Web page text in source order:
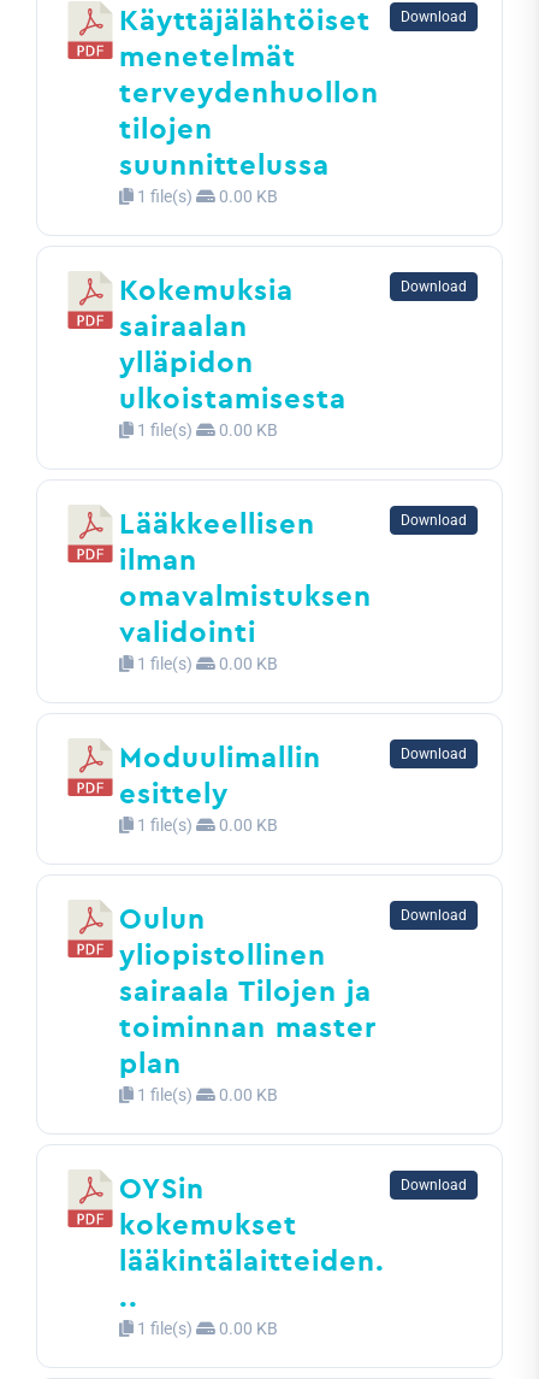
Käyttäjälähtöiset
menetelmät
terveydenhuollon
tilojen
suunnittelussa
1 file(s) 0.00 KB
Download
Kokemuksia
sairaalan
ylläpidon
ulkoistamisesta
1 file(s) 0.00 KB
Download
Lääkkeellisen
ilman
omavalmistuksen
validointi
1 file(s) 0.00 KB
Download
Moduulimallin
esittely
1 file(s) 0.00 KB
Download
Oulun
yliopistollinen
sairaala Tilojen ja
toiminnan master
plan
1 file(s) 0.00 KB
Download
OYSin
kokemukset
lääkintälaitteiden.
..
1 file(s) 0.00 KB
Download